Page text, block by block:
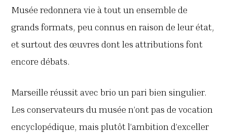
Musée redonnera vie à tout un ensemble de
grands formats, peu connus en raison de leur état,
et surtout des œuvres dont les attributions font
encore débats.
Marseille réussit avec brio un pari bien singulier.
Les conservateurs du musée n’ont pas de vocation
encyclopédique, mais plutôt l’ambition d’exceller